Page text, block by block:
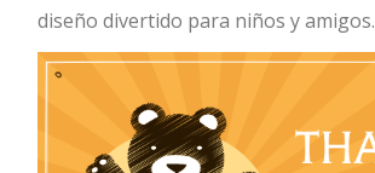
diseño divertido para niños y amigos.